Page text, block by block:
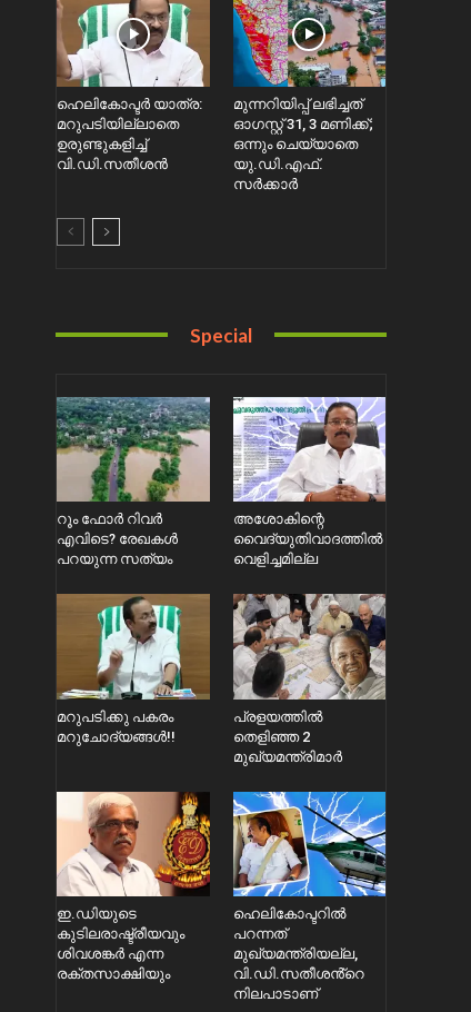
ഹെലികോപ്ടര്‍ യാത്ര:
മറുപടിയില്ലാതെ
ഉരുണ്ടുകളിച്ച്
വി.ഡി.സതീശൻ
മുന്നറിയിപ്പ് ലഭിച്ചത്
ഓഗസ്റ്റ് 31, 3 മണിക്ക്;
ഒന്നും ചെയ്യാതെ
യു.ഡി.എഫ്.
സർക്കാര്‍
Special
റൂം ഫോർ റിവർ
എവിടെ? രേഖകൾ
പറയുന്ന സത്യം
അശോകിന്റെ
വൈദ്യുതിവാദത്തിൽ
വെളിച്ചമില്ല
മറുപടിക്കു പകരം
മറുചോദ്യങ്ങൾ!!
പ്രളയത്തിൽ
തെളിഞ്ഞ 2
മുഖ്യമന്ത്രിമാർ
ഇ.ഡിയുടെ
കുടിലരാഷ്ട്രീയവും
ശിവശങ്കർ എന്ന
രക്തസാക്ഷിയും
ഹെലികോപ്ടറിൽ
പറന്നത്
മുഖ്യമന്ത്രിയല്ല,
വി.ഡി.സതീശൻ്റെ
നിലപാടാണ്